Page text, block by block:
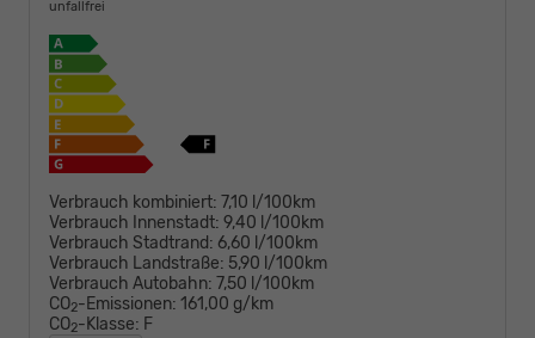
unfallfrei
Verbrauch kombiniert: 7,10 l/100km
Verbrauch Innenstadt: 9,40 l/100km
Verbrauch Stadtrand: 6,60 l/100km
Verbrauch Landstraße: 5,90 l/100km
Verbrauch Autobahn: 7,50 l/100km
CO2-Emissionen: 161,00 g/km
CO2-Klasse: F